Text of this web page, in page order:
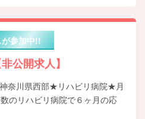
参加中!!
公開求人】
神奈川県西部★リハビリ病院★月
のリハビリ病院で６ヶ月の応